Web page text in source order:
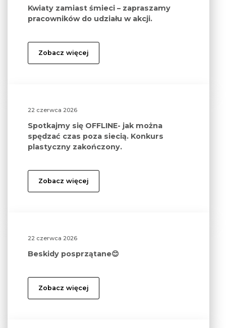
Kwiaty zamiast śmieci – zapraszamy
pracowników do udziału w akcji.
Zobacz więcej
22 czerwca 2026
Spotkajmy się OFFLINE- jak można
spędzać czas poza siecią. Konkurs
plastyczny zakończony.
Zobacz więcej
22 czerwca 2026
Beskidy posprzątane😊
Zobacz więcej